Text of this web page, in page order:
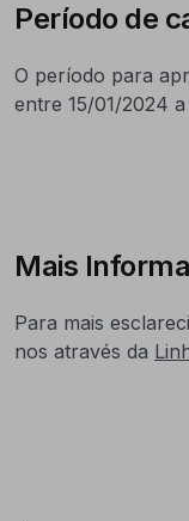
Período de
O período para
entre 15/01/2024 a
Mais
Para mais
nos através da